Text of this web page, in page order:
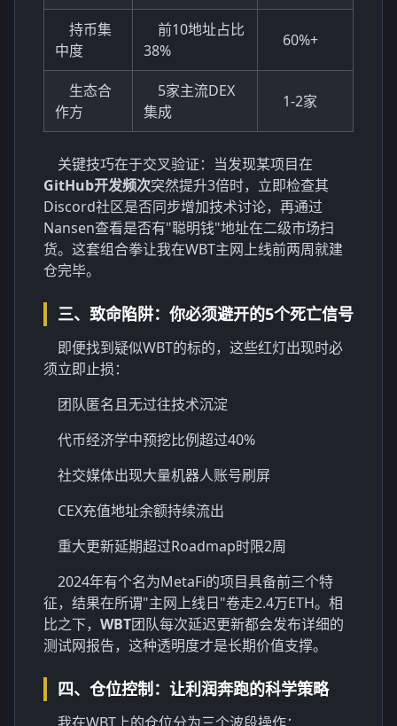
持币集
中度
前10地址占比
38%
60%+
生态合
作方
5家主流DEX
集成
1-2家
关键技巧在于交叉验证：当发现某项目在
GitHub开发频次突然提升3倍时，立即检查其
Discord社区是否同步增加技术讨论，再通过
Nansen查看是否有"聪明钱"地址在二级市场扫
货。这套组合拳让我在WBT主网上线前两周就建
仓完毕。
三、致命陷阱：你必须避开的5个死亡信号
即便找到疑似WBT的标的，这些红灯出现时必
须立即止损：
团队匿名且无过往技术沉淀
代币经济学中预挖比例超过40%
社交媒体出现大量机器人账号刷屏
CEX充值地址余额持续流出
重大更新延期超过Roadmap时限2周
2024年有个名为MetaFi的项目具备前三个特
征，结果在所谓"主网上线日"卷走2.4万ETH。相
比之下， WBT团队每次延迟更新都会发布详细的
测试网报告，这种透明度才是长期价值支撑。
四、仓位控制：让利润奔跑的科学策略